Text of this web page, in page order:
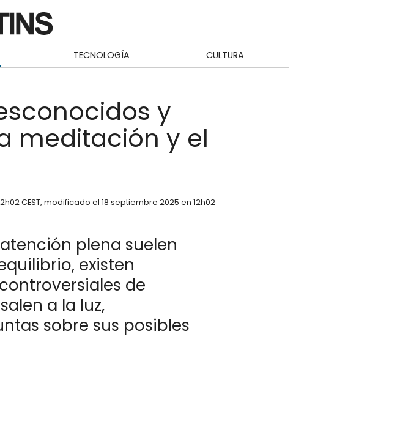
TECNOLOGÍA CULTURA
y
meditación y el
CEST, modificado el 18 septiembre 2025 en 12h02
plena suelen
existen
de
a la luz,
sobre sus posibles